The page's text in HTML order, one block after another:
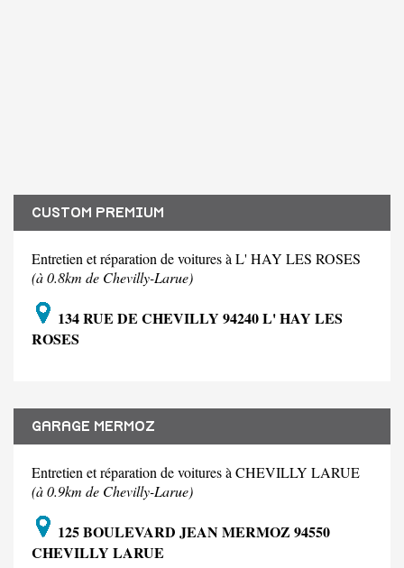
CUSTOM PREMIUM
Entretien et réparation de voitures à L' HAY LES ROSES
(à 0.8km de Chevilly-Larue)
134 RUE DE CHEVILLY 94240 L' HAY LES
ROSES
GARAGE MERMOZ
Entretien et réparation de voitures à CHEVILLY LARUE
(à 0.9km de Chevilly-Larue)
125 BOULEVARD JEAN MERMOZ 94550
CHEVILLY LARUE